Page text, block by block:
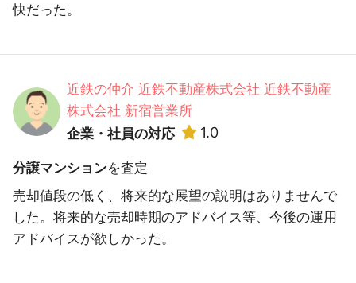
快だった。
近鉄の仲介 近鉄不動産株式会社 近鉄不動産
株式会社 新宿営業所
企業・社員の対応
1.0
分譲マンションを査定
売却値段の低く、将来的な展望の説明はありませんで
した。将来的な売却時期のアドバイス等、今後の運用
アドバイスが欲しかった。